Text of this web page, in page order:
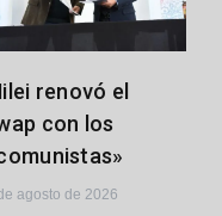
renovó el
con los
agosto de 2026